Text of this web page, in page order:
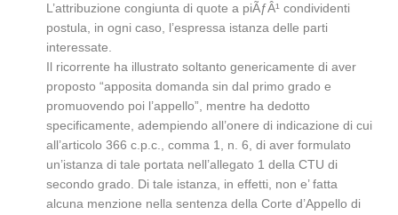
L’attribuzione congiunta di quote a piÃƒÂ¹ condividenti
postula, in ogni caso, l’espressa istanza delle parti
interessate.
Il ricorrente ha illustrato soltanto genericamente di aver
proposto “apposita domanda sin dal primo grado e
promuovendo poi l’appello”, mentre ha dedotto
specificamente, adempiendo all’onere di indicazione di cui
all’articolo 366 c.p.c., comma 1, n. 6, di aver formulato
un’istanza di tale portata nell’allegato 1 della CTU di
secondo grado. Di tale istanza, in effetti, non e’ fatta
alcuna menzione nella sentenza della Corte d’Appello di